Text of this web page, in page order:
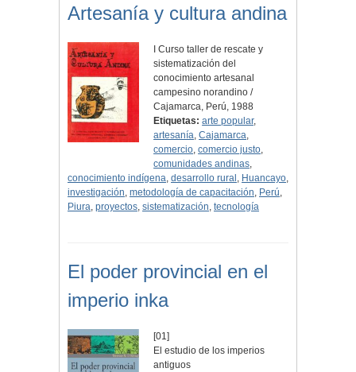
Artesanía y cultura andina
I Curso taller de rescate y
sistematización del
conocimiento artesanal
campesino norandino /
Cajamarca, Perú, 1988
Etiquetas: arte popular,
artesanía,Cajamarca,
comercio,comercio justo,
comunidades andinas,
conocimiento indígena, desarrollo rural , Huancayo,
investigación, metodología de capacitación, Perú,
Piura, proyectos, sistematización, tecnología
El poder provincial en el
imperio inka
[01]
El estudio de los imperios
antiguos